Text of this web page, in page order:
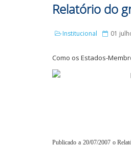
Relatório do
Institucional 01
Como os Estados-
Publicado a 20/07/2007 o